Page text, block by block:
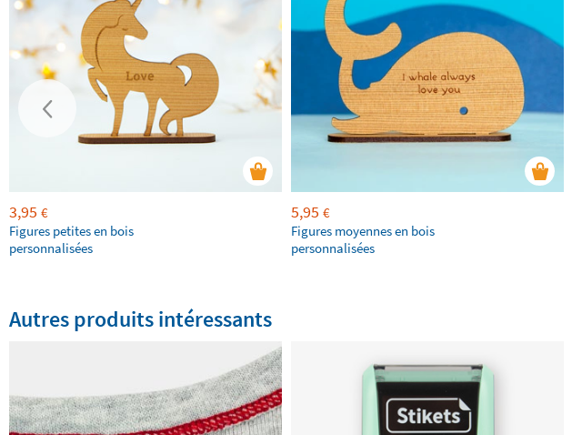
3,95 €
Figures petites en bois
personnalisées
5,95 €
Figures moyennes en bois
personnalisées
Autres produits intéressants